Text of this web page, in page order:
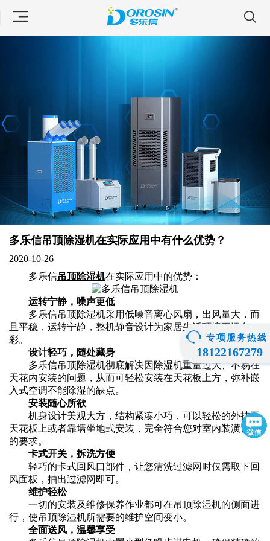
多乐信吊顶除湿机在实际应用中有什么优势？
2020-10-26
多乐信吊顶除湿机在实际应用中的优势：
运转宁静，噪声更低
多乐信吊顶除湿机采用低噪音离心风扇，出风量大，而
且平稳，运转宁静，整机静音设计为家居生活环境更添色
彩。
设计轻巧，随处藏身
多乐信吊顶除湿机彻底解决因除湿机重量过大、不易在
天花内安装的问题，从而可轻松安装在天花板上方，弥补嵌
入式空调不能除湿的缺点。
安装随心所欲
机身设计美观大方，结构紧凑小巧，可以轻松的外挂于
天花板上或者靠墙坐地式安装，完全符合您对室内装潢设计
的要求。
卡式开关，拆洗方便
轻巧的卡式回风口部件，让您清洗过滤网时仅需取下回
风面板，抽出过滤网即可。
维护轻松
一切的安装及维修保养作业都可在吊顶除湿机的侧面进
行，使吊顶除湿机所需要的维护空间变小。
全面送风，温馨享受
专项服务热线
18122167279